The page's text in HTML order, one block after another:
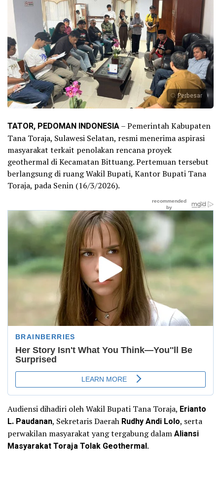
Perbesar
TATOR, PEDOMAN INDONESIA– Pemerintah Kabupaten
Tana Toraja, Sulawesi Selatan, resmi menerima aspirasi
masyarakat terkait penolakan rencana proyek
geothermal di Kecamatan Bittuang. Pertemuan tersebut
berlangsung di ruang Wakil Bupati, Kantor Bupati Tana
Toraja, pada Senin (16/3/2026).
Audiensi dihadiri oleh Wakil Bupati Tana Toraja, Erianto
L. Paudanan, Sekretaris Daerah Rudhy Andi Lolo, serta
perwakilan masyarakat yang tergabung dalamAliansi
Masyarakat Toraja Tolak Geothermal.